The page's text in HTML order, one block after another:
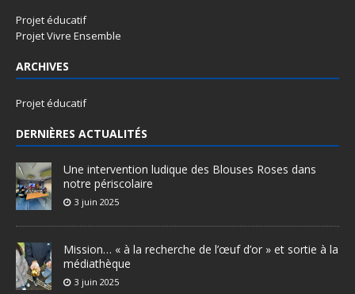
Projet éducatif
Projet Vivre Ensemble
ARCHIVES
Projet éducatif
DERNIÈRES ACTUALITÉS
Une intervention ludique des Blouses Roses dans
notre périscolaire
3 juin 2025
Mission… « à la recherche de l’œuf d’or » et sortie à la
médiathèque
3 juin 2025